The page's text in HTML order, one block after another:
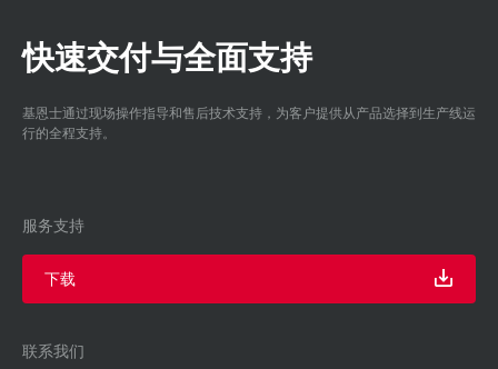
快速交付与全面支持
基恩士通过现场操作指导和售后技术支持，为客户提供从产品选择到生产线运
行的全程支持。
服务支持
下载
联系我们